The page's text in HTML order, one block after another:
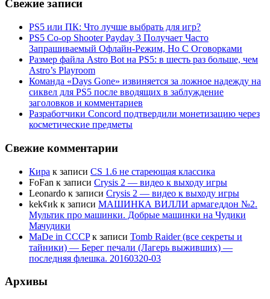
Свежие записи
PS5 или ПК: Что лучше выбрать для игр?
PS5 Co-op Shooter Payday 3 Получает Часто
Запрашиваемый Офлайн-Режим, Но С Оговорками
Размер файла Astro Bot на PS5: в шесть раз больше, чем
Astro’s Playroom
Команда «Days Gone» извиняется за ложное надежду на
сиквел для PS5 после вводящих в заблуждение
заголовков и комментариев
Разработчики Concord подтвердили монетизацию через
косметические предметы
Свежие комментарии
Кира к записи CS 1.6 не стареющая классика
FoFan к записи Crysis 2 — видео к выходу игры
Leonardo к записи Crysis 2 — видео к выходу игры
kek¢иk к записи МАШИНКА ВИЛЛИ армагеддон №2.
Мультик про машинки. Добрые машинки на Чудики
Мачудики
MaDe in CCCPк записи Tomb Raider (все секреты и
тайники) — Берег печали (Лагерь выживших) —
последняя флешка. 20160320-03
Архивы